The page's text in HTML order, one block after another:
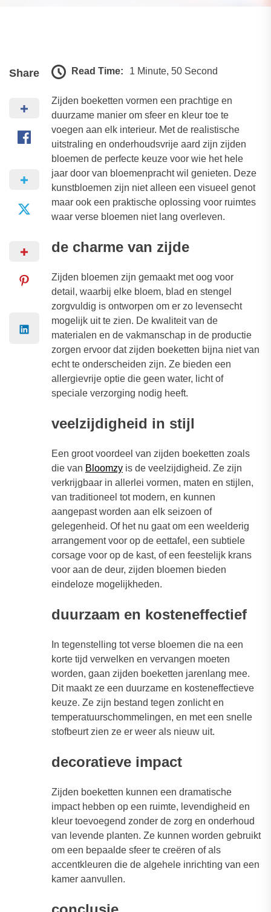
Share Read Time: 1 Minute, 50 Second
Zijden boeketten vormen een prachtige en
duurzame manier om sfeer en kleur toe te
voegen aan elk interieur. Met de realistische
uitstraling en onderhoudsvrije aard zijn zijden
bloemen de perfecte keuze voor wie het hele
jaar door van bloemenpracht wil genieten. Deze
kunstbloemen zijn niet alleen een visueel genot
maar ook een praktische oplossing voor ruimtes
waar verse bloemen niet lang overleven.
de charme van zijde
Zijden bloemen zijn gemaakt met oog voor
detail, waarbij elke bloem, blad en stengel
zorgvuldig is ontworpen om er zo levensecht
mogelijk uit te zien. De kwaliteit van de
materialen en de vakmanschap in de productie
zorgen ervoor dat zijden boeketten bijna niet van
echt te onderscheiden zijn. Ze bieden een
allergievrije optie die geen water, licht of
speciale verzorging nodig heeft.
veelzijdigheid in stijl
Een groot voordeel van zijden boeketten zoals
die van Bloomzy is de veelzijdigheid. Ze zijn
verkrijgbaar in allerlei vormen, maten en stijlen,
van traditioneel tot modern, en kunnen
aangepast worden aan elk seizoen of
gelegenheid. Of het nu gaat om een weelderig
arrangement voor op de eettafel, een subtiele
corsage voor op de kast, of een feestelijk krans
voor aan de deur, zijden bloemen bieden
eindeloze mogelijkheden.
duurzaam en kosteneffectief
In tegenstelling tot verse bloemen die na een
korte tijd verwelken en vervangen moeten
worden, gaan zijden boeketten jarenlang mee.
Dit maakt ze een duurzame en kosteneffectieve
keuze. Ze zijn bestand tegen zonlicht en
temperatuurschommelingen, en met een snelle
stofbeurt zien ze er weer als nieuw uit.
decoratieve impact
Zijden boeketten kunnen een dramatische
impact hebben op een ruimte, levendigheid en
kleur toevoegend zonder de zorg en onderhoud
van levende planten. Ze kunnen worden gebruikt
om een bepaalde sfeer te creëren of als
accentkleuren die de algehele inrichting van een
kamer aanvullen.